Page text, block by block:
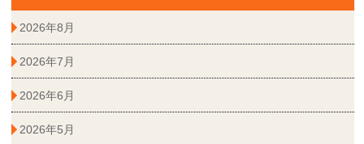
2026年8月
2026年7月
2026年6月
2026年5月